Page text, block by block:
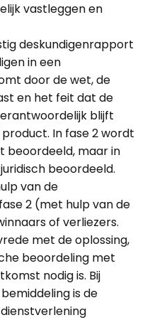
vastleggen en
deskundigenrapport
in een
door de wet, de
en het feit dat de
blijft
In fase 2 wordt
beoordeeld, maar in
beoordeeld.
van de
2 (met hulp van de
of verliezers.
met de oplossing,
beoordeling met
nodig is. Bij
is de